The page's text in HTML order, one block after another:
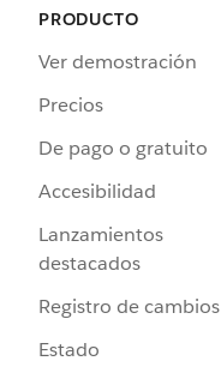
PRODUCTO
Ver demostración
Precios
De pago o gratuito
Accesibilidad
Lanzamientos
destacados
Registro de cambios
Estado